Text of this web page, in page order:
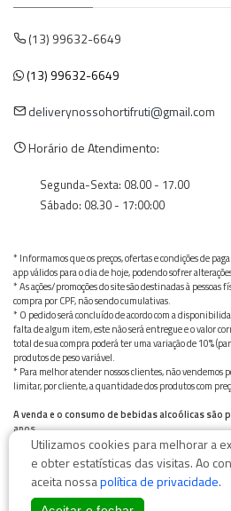
(13) 99632-6649
(13) 99632-6649
deliverynossohortifruti@gmail.com
Horário de Atendimento:
Segunda-Sexta: 08.00 - 17.00
Sábado: 08.30 - 17:00:00
* Informamos que os preços, ofertas e condições de
app válidos para o dia de hoje, podendo sofrer
* As ações/promoções do site são destinadas à
compra por CPF, não sendo cumulativas.
* O pedido será concluído de acordo com a
falta de algum item, este não será entregue e o valor
total de sua compra poderá ter uma variação de 10%
produtos de peso variável.
* Para melhor atender nossos clientes, não vendemos
limitar, por cliente, a quantidade dos produtos com
A venda e o consumo de bebidas alcoólicas são
anos.
Bebida alcoólica pode causar dependência química e,
Beba com moderação
Utilizamos cookies para melhorar a
e obter estatísticas das visitas. Ao
aceita nossapolítica de privacidade.